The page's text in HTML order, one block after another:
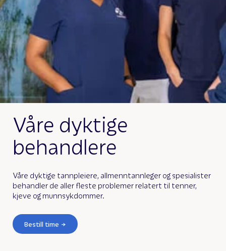
Våre dyktige
behandlere
Våre dyktige tannpleiere, allmenntannleger og spesialister
behandler de aller fleste problemer relatert til tenner,
kjeve og munnsykdommer.
Bestill time